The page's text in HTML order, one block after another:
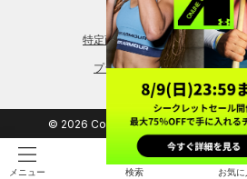
メニュー 検索 お気に
レギンス＆タイツ
特定商取引法に基づく通販の表記
プライバシーポリシー
© 2026 Copyright DOME